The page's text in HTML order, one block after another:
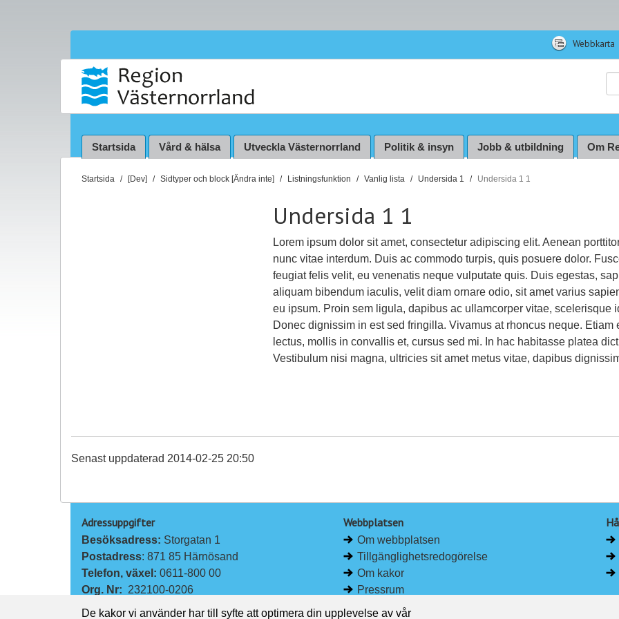
Webbkarta
Startsida Vård & hälsa Utveckla Västernorrland Politik & insyn Jobb & utbildning Om
D
Startsida [Dev] Sidtyper och block [Ändra inte] Listningsfunktion Vanlig lista Undersida 1 Undersida 1 1
Undersida 1 1
Lorem ipsum dolor sit amet, consectetur adipiscing elit. Aenean
nunc vitae interdum. Duis ac commodo turpis, quis posuere dolor.
feugiat felis velit, eu venenatis neque vulputate quis. Duis egestas,
aliquam bibendum iaculis, velit diam ornare odio, sit amet varius
eu ipsum. Proin sem ligula, dapibus ac ullamcorper vitae, scelerisque
Donec dignissim in est sed fringilla. Vivamus at rhoncus neque. Etiam
lectus, mollis in convallis et, cursus sed mi. In hac habitasse platea
Vestibulum nisi magna, ultricies sit amet metus vitae, dapibus
Senast uppdaterad 2014-02-25 20:50
Adressuppgifter
Besöksadress: Storgatan 1
Postadress: 871 85 Härnösand
Telefon, växel: 0611-800 00
Org. Nr: 232100-0206
Webbplatsen
Om webbplatsen
Tillgänglighetsredogörelse
Om kakor
Pressrum
De kakor vi använder har till syfte att optimera din upplevelse av vår